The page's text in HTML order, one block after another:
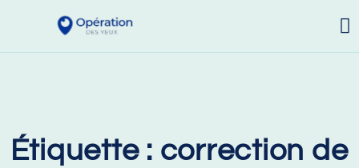
Étiquette : correction de